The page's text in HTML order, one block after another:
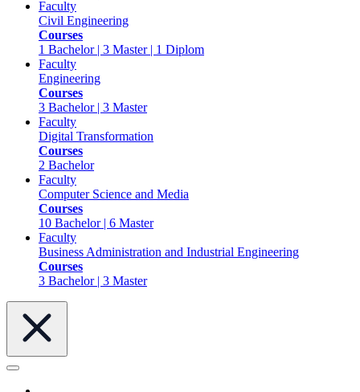
Faculty
Civil Engineering
Courses
1 Bachelor | 3 Master | 1 Diplom
Faculty
Engineering
Courses
3 Bachelor | 3 Master
Faculty
Digital Transformation
Courses
2 Bachelor
Faculty
Computer Science and Media
Courses
10 Bachelor | 6 Master
Faculty
Business Administration and Industrial Engineering
Courses
3 Bachelor | 3 Master